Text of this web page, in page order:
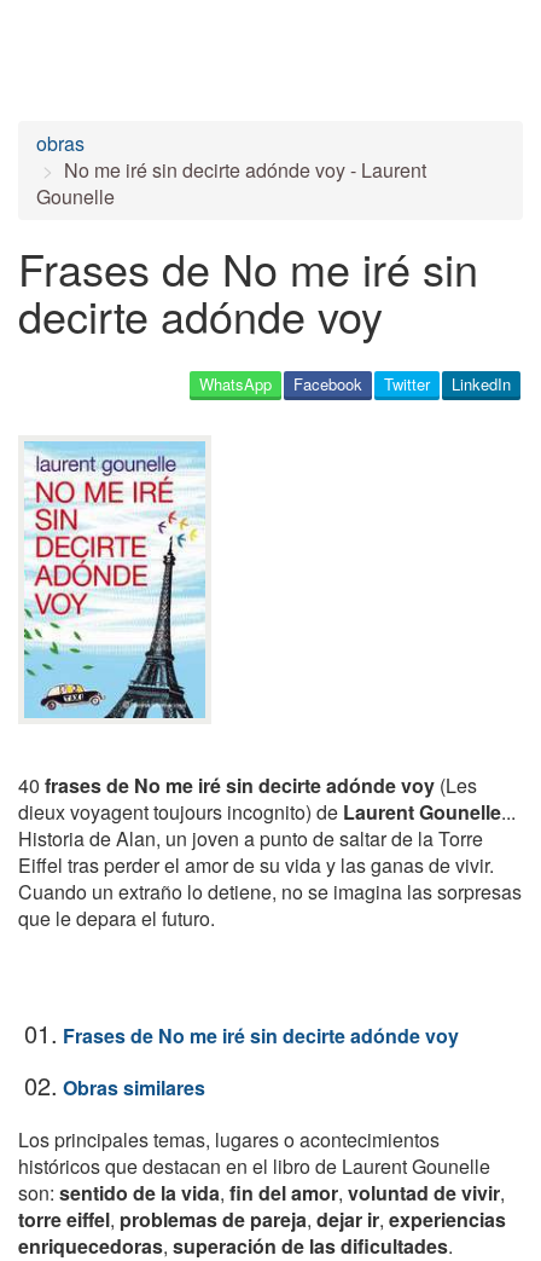
obras
No me iré sin decirte adónde voy - Laurent
Gounelle
Frases de No me iré sin
decirte adónde voy
LinkedIn
Twitter
Facebook
WhatsApp
40 frases de No me iré sin decirte adónde voy (Les
dieux voyagent toujours incognito) de Laurent Gounelle...
Historia de Alan, un joven a punto de saltar de la Torre
Eiffel tras perder el amor de su vida y las ganas de vivir.
Cuando un extraño lo detiene, no se imagina las sorpresas
que le depara el futuro.
01. Frases de No me iré sin decirte adónde voy
02. Obras similares
Los principales temas, lugares o acontecimientos
históricos que destacan en el libro de Laurent Gounelle
son: sentido de la vida, fin del amor, voluntad de vivir,
torre eiffel, problemas de pareja, dejar ir, experiencias
enriquecedoras, superación de las dificultades.